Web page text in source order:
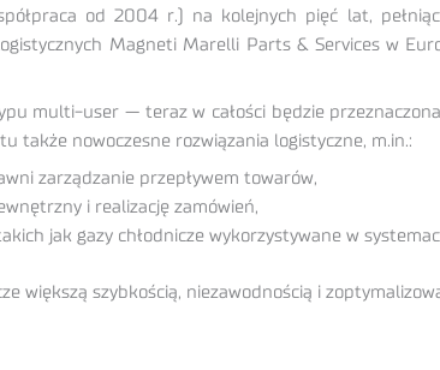
od 2004 r.) na kolejnych pięć lat,
Magneti Marelli Parts & Services w
multi-user — teraz w całości będzie
także nowoczesne rozwiązania logistyczne, m.in.:
zarządzanie przepływem towarów,
i realizację zamówień,
jak gazy chłodnicze wykorzystywane w
szybkością, niezawodnością i